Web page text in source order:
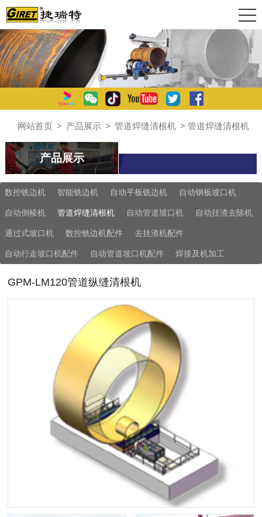
网站首页 > 产品展示 > 管道焊缝清根机 > 管道焊缝清根机
产品展示
数控铣边机 智能铣边机 自动平板铣边机 自动钢板坡口机
自动倒棱机 管道焊缝清根机 自动管道坡口机 自动挂渣去除机
通过式坡口机 数控铣边机配件 去挂渣机配件
自动行走坡口机配件 自动管道坡口机配件 焊接及机加工
GPM-LM120管道纵缝清根机